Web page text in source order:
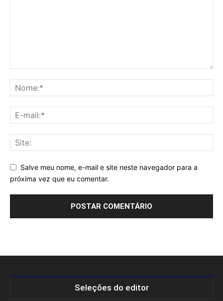
Salve meu nome, e-mail e site neste navegador para a
próxima vez que eu comentar.
Seleções do editor